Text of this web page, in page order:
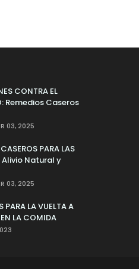
CONTRA EL
Remedios Caseros
03, 2025
PARA LAS
Alivio Natural y
03, 2025
PARA LA VUELTA A
LA COMIDA